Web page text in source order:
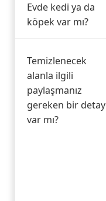
Evde kedi ya da
köpek var mı?
Temizlenecek
alanla ilgili
paylaşmanız
gereken bir detay
var mı?